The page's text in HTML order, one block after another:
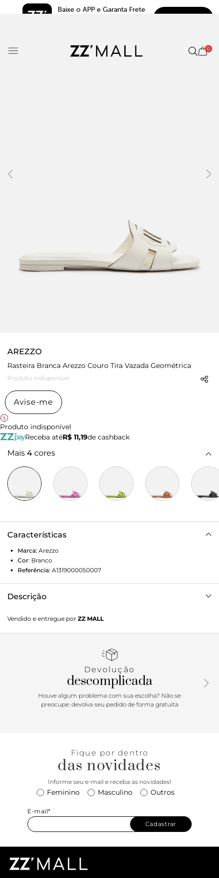
Baixe o APP e Garanta Frete
0
AREZZO
Rasteira Branca Arezzo Couro Tira Vazada Geométrica
Produto indisponível
Avise-me
Produto indisponível
Receba atéR$ 11,19de cashback
Mais 4 cores
Características
Marca: Arezzo
Cor: Branco
Referência: A1319000050007
Descrição
arredondado na ponta. Traz cabedal em tira única e vazada
com recorte geométrico. Com palmilha da cor da rasteira e
Vendido e entregue por ZZ MALL
Devolução
descomplicada
Houve algum problema com sua escolha? Não se
preocupe: devolva seu pedido de forma gratuita
Fique por dentro
das novidades
Informe seu e-mail e receba as novidades!
Feminino Masculino Outros
E-mail*
Cadastrar